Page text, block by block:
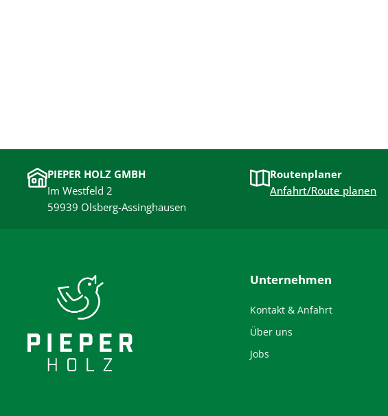
PIEPER HOLZ GMBH
Im Westfeld 2
59939 Olsberg-Assinghausen
Routenplaner
Anfahrt/Route planen
Unternehmen
Kontakt & Anfahrt
Über uns
Jobs